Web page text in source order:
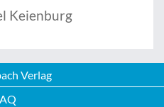
Keienburg
Verlag